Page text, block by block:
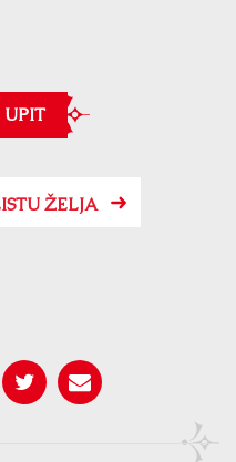
UPIT
ŽELJA